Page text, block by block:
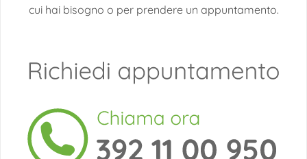
cui hai bisogno o per prendere un appuntamento.